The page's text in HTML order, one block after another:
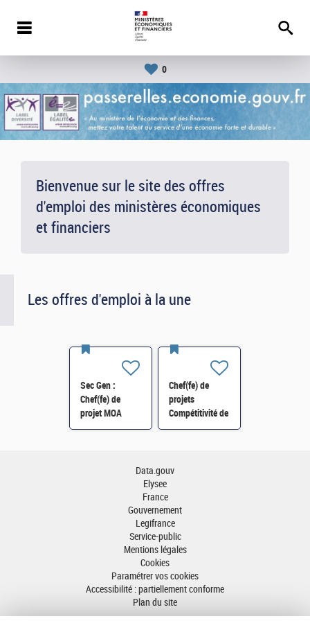
0
Bienvenue sur le site des offres
d'emploi des ministères économiques
et financiers
Les offres d'emploi à la une
Sec Gen :
Chef(fe) de
projet MOA
Innovation
Chef(fe) de
projets
Compétitivité de
l'énergie-SI-
Data.gouv
Elysee
France
Gouvernement
Legifrance
Service-public
Mentions légales
Cookies
Paramétrer vos cookies
Accessibilité : partiellement conforme
Plan du site